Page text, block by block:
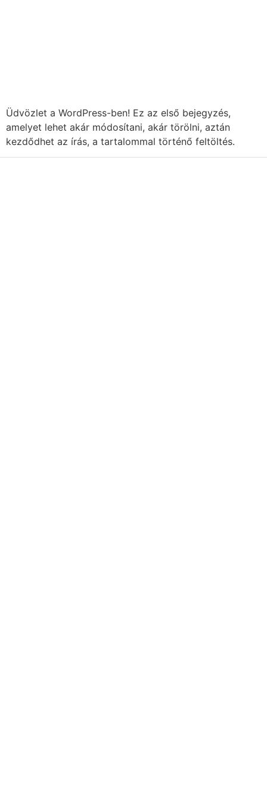
Üdvözlet a WordPress-ben! Ez az első bejegyzés,
amelyet lehet akár módosítani, akár törölni, aztán
kezdődhet az írás, a tartalommal történő feltöltés.